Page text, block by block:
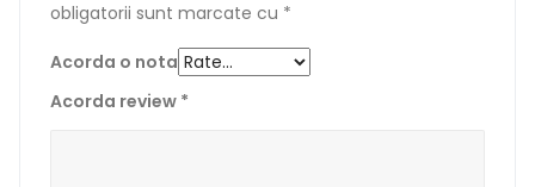
obligatorii sunt marcate cu *
Acorda o nota
Acorda review *